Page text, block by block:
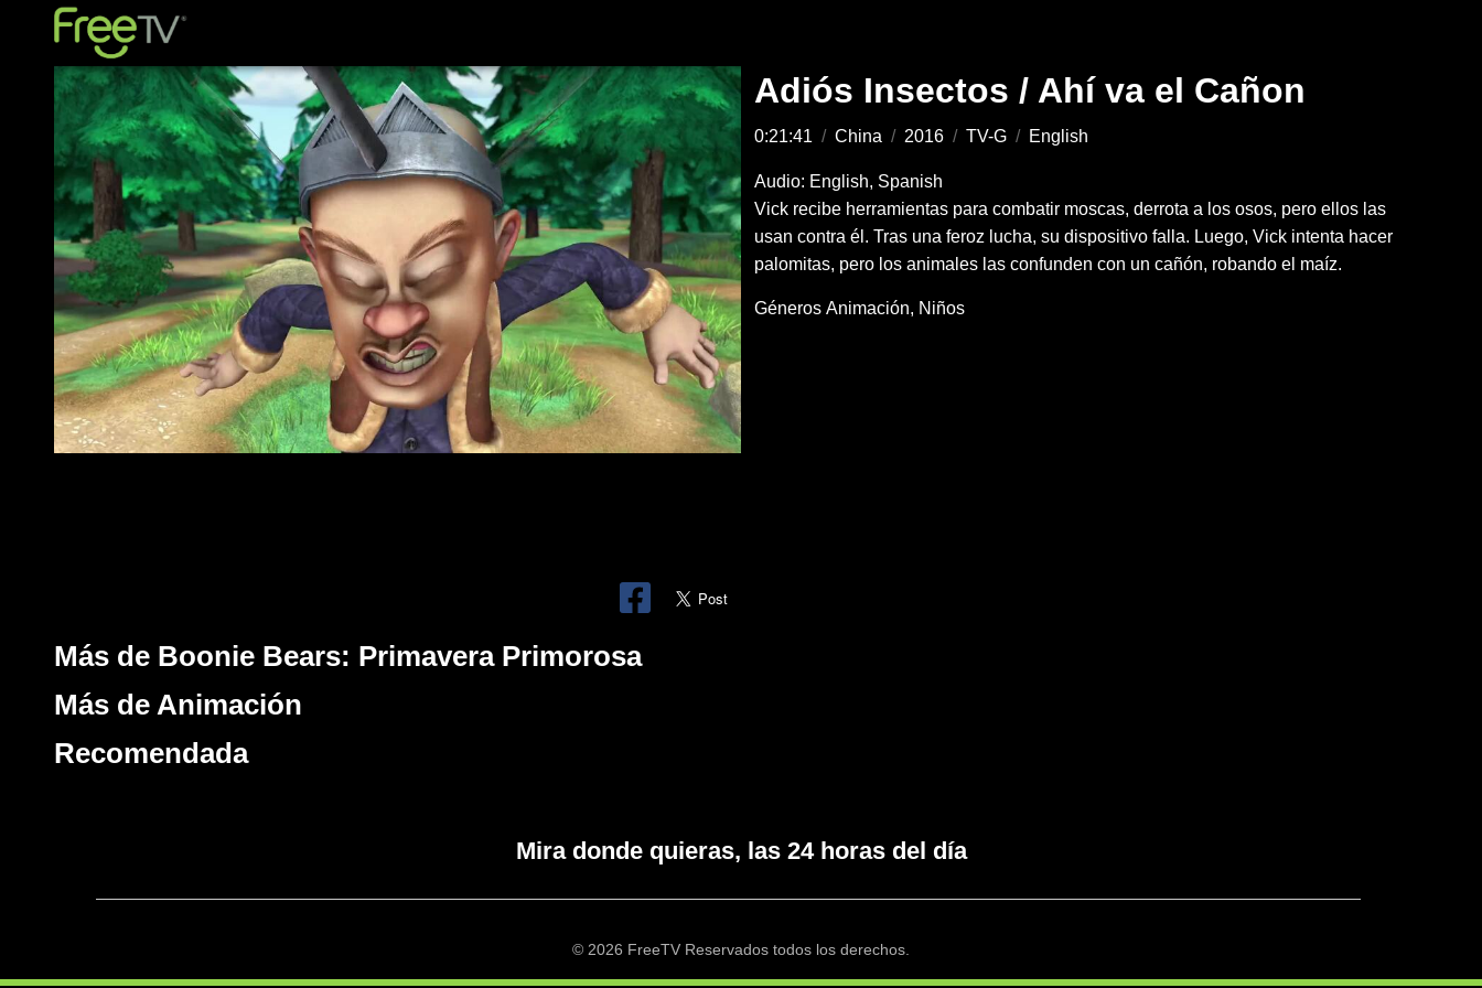
Adiós Insectos / Ahí va el Cañon
0:21:41 / China / 2016 / TV-G / English
Audio: English, Spanish
Vick recibe herramientas para combatir moscas, derrota a los osos, pero ellos las
usan contra él. Tras una feroz lucha, su dispositivo falla. Luego, Vick intenta hacer
palomitas, pero los animales las confunden con un cañón, robando el maíz.
Géneros Animación Niños
Más de Boonie Bears: Primavera Primorosa
Más de Animación
Recomendada
Mira donde quieras, las 24 horas del día
© 2026 FreeTV Reservados todos los derechos.